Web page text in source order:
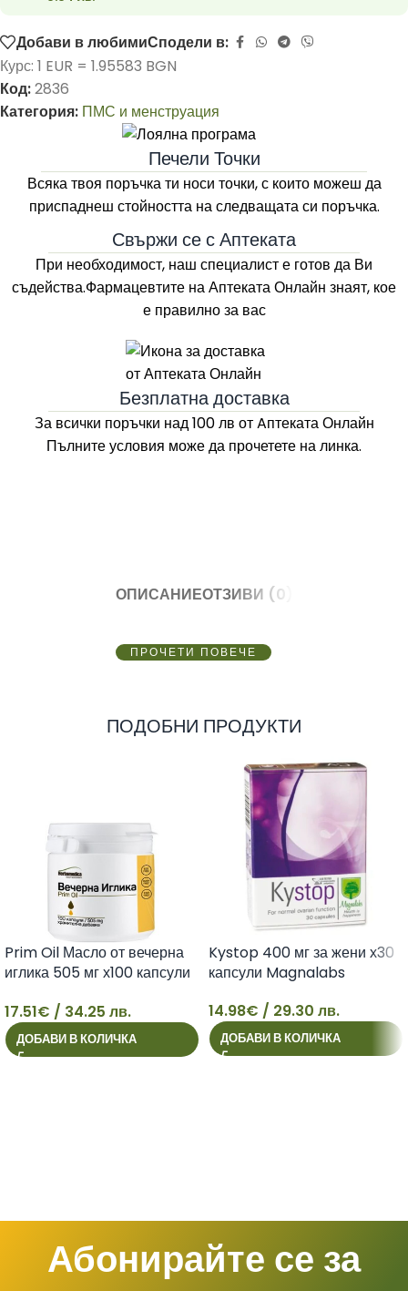
Добави в любимиСподели в:
Курс: 1 EUR = 1.95583 BGN
Код:2836
Категория: ПМС и менструация
Печели Точки
Всяка твоя поръчка ти носи точки, с които можеш да
приспаднеш стойността на следващата си поръчка.
Свържи се с Аптеката
При необходимост, наш специалист е готов да Ви
съдейства.Фармацевтите наАптеката Онлайн знаят, кое
е правилно за вас
Безплатна доставка
За всички поръчки над 100 лв от Aптеката Онлайн
Пълните условия може да прочетете на линка.
ОПИСАНИЕОТЗИВИ (0)
ПРОЧЕТИ ПОВЕЧЕ
ПОДОБНИ ПРОДУКТИ
17
Prim Oil Масло от вечерна
иглика 505 мг х100 капсули
17.51€ / 34.25 лв.
ДОБАВИ В КОЛИЧКА
14
Kystop 400 мг за жени х30
капсули Magnalabs
14.98€ / 29.30 лв.
ДОБАВИ В КОЛИЧКА
Абонирайте се за